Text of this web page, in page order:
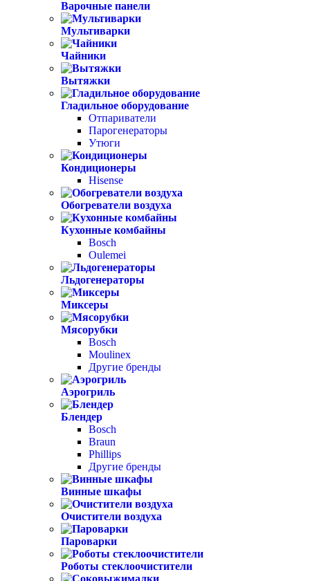
Варочные панели
Мультиварки
Чайники
Вытяжки
Гладильное оборудование
Отпариватели
Парогенераторы
Утюги
Кондиционеры
Hisense
Обогреватели воздуха
Кухонные комбайны
Bosch
Oulemei
Льдогенераторы
Миксеры
Мясорубки
Bosch
Moulinex
Другие бренды
Аэрогриль
Блендер
Bosch
Braun
Phillips
Другие бренды
Винные шкафы
Очистители воздуха
Пароварки
Роботы стеклоочистители